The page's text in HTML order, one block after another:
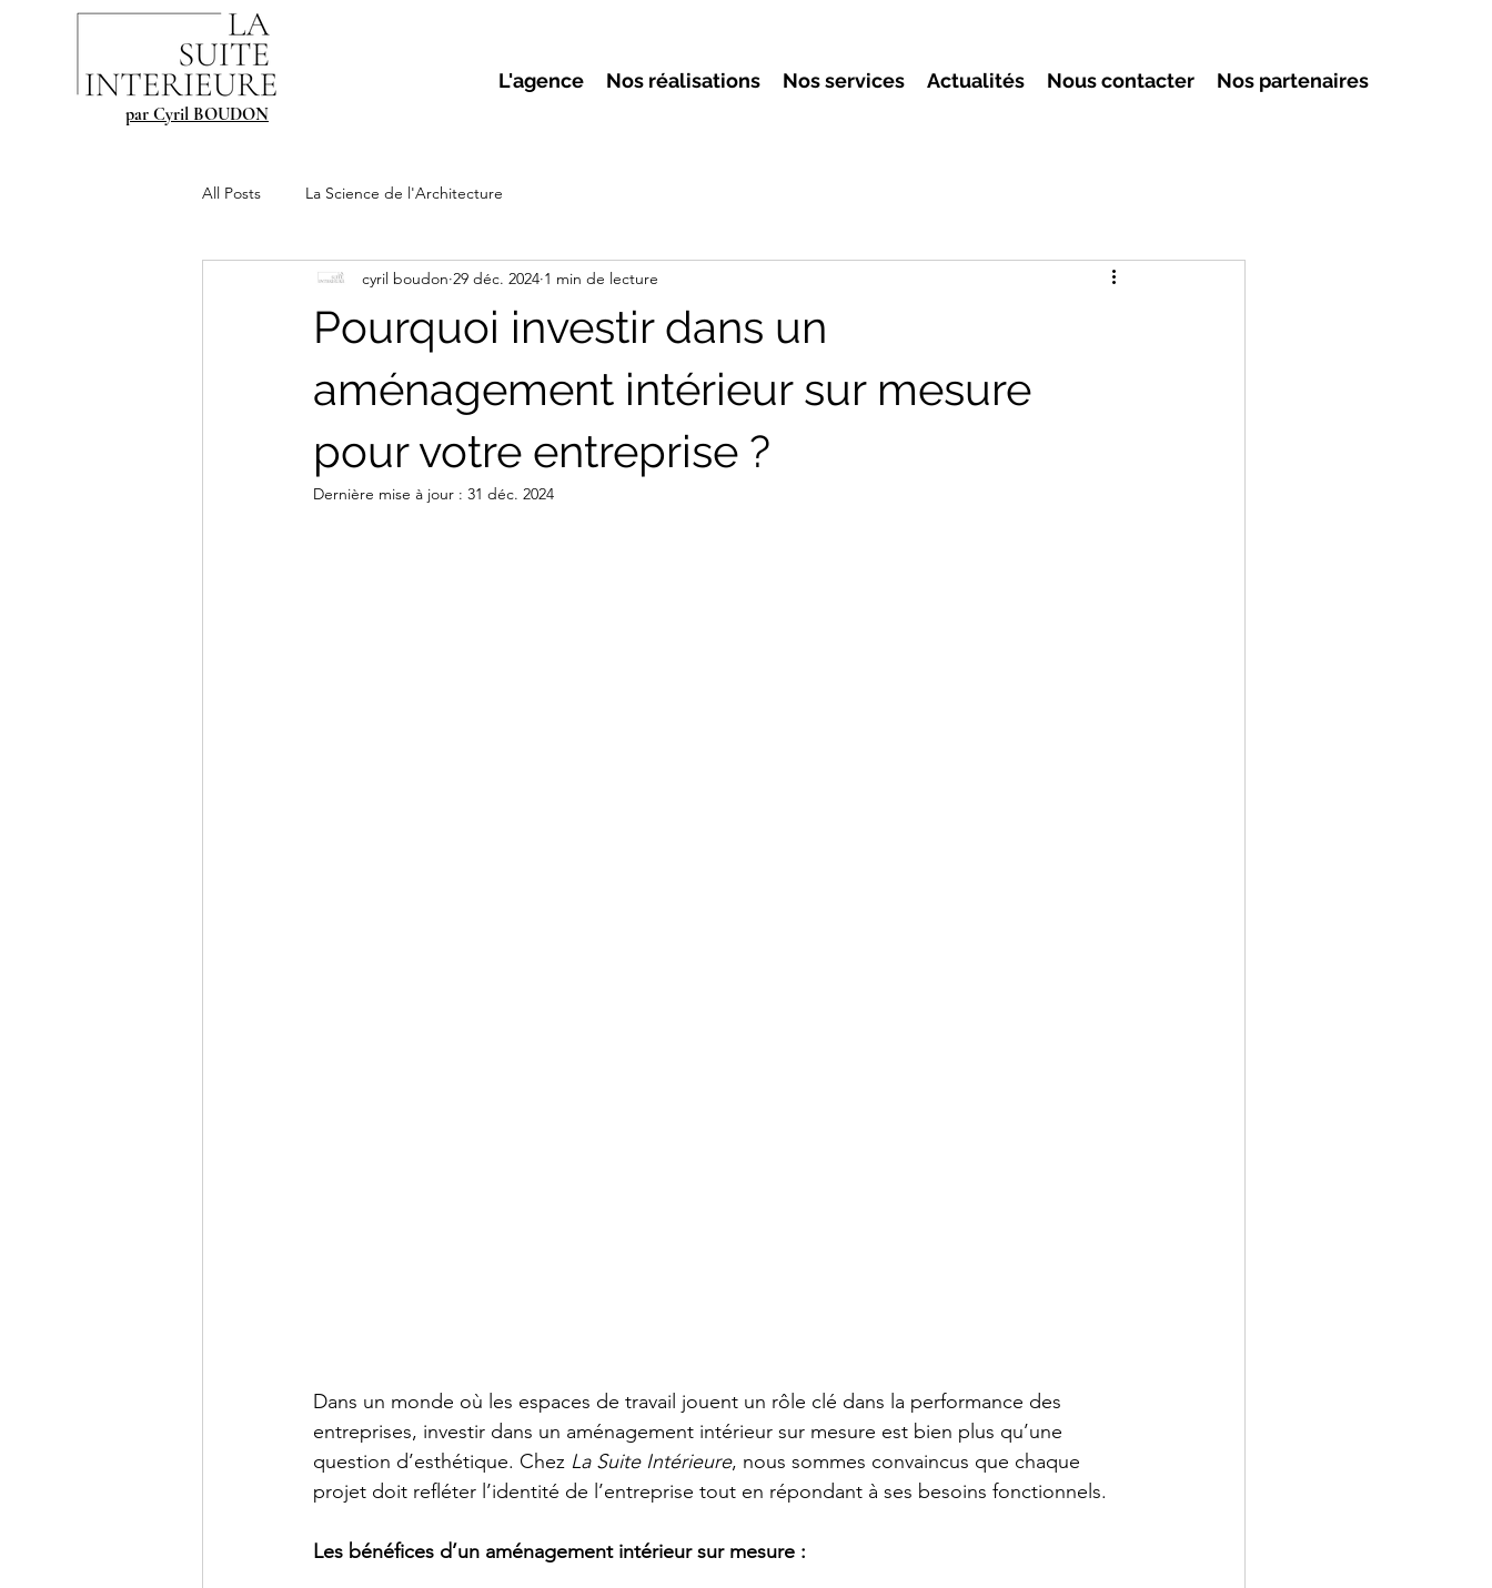
L'agence Nos réalisations Nos services Actualités Nous contacter Nos partenaires
par Cyril BOUDON
All Posts La Science de l'Architecture
Pourquoi investir dans un
aménagement intérieur sur mesure
pour votre entreprise ?
cyril boudon 29 déc. 2024 1 min de lecture
Dernière mise à jour : 31 déc. 2024
Dans un monde où les espaces de travail jouent un rôle clé dans la performance des
entreprises, investir dans un aménagement intérieur sur mesure est bien plus qu’une
question d’esthétique. Chez La Suite Intérieure, nous sommes convaincus que chaque
projet doit refléter l’identité de l’entreprise tout en répondant à ses besoins fonctionnels.
Les bénéfices d’un aménagement intérieur sur mesure :